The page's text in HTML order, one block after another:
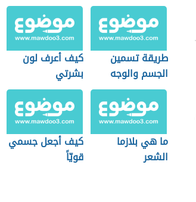
طريقة تسمين
الجسم والوجه
كيف أعرف لون
بشرتي
ما هي بلازما
الشعر
كيف أجعل جسمي
قويّاً